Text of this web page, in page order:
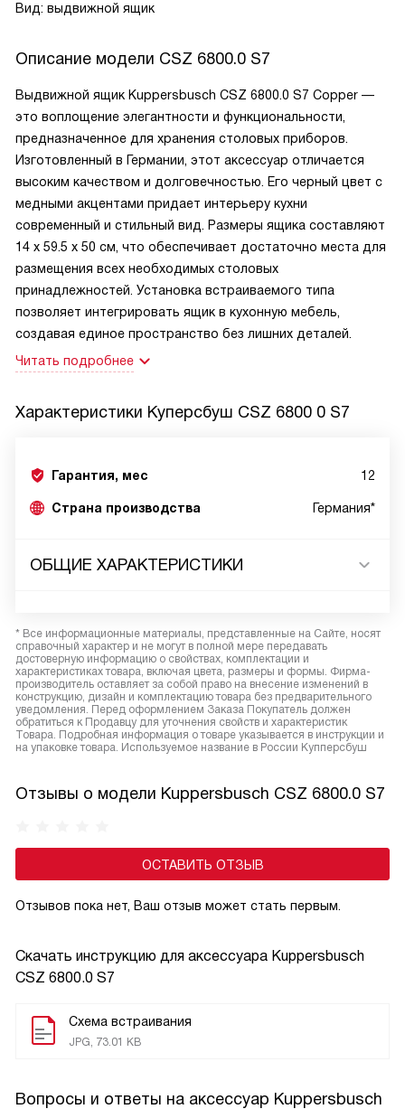
Вид: выдвижной ящик
Скачать инструкцию для аксессуара Kuppersbusch
CSZ 6800.0 S7
Схема встраивания
JPG, 73.01 KB
Описание модели CSZ 6800.0 S7
Выдвижной ящик Kuppersbusch CSZ 6800.0 S7 Copper —
это воплощение элегантности и функциональности,
предназначенное для хранения столовых приборов.
Изготовленный в Германии, этот аксессуар отличается
высоким качеством и долговечностью. Его черный цвет с
медными акцентами придает интерьеру кухни
современный и стильный вид. Размеры ящика составляют
14 x 59.5 x 50 см, что обеспечивает достаточно места для
размещения всех необходимых столовых
принадлежностей. Установка встраиваемого типа
позволяет интегрировать ящик в кухонную мебель,
создавая единое пространство без лишних деталей.
Читать подробнее
Характеристики Куперсбуш CSZ 6800 0 S7
Гарантия, мес 12
Страна производства Германия*
ОБЩИЕ ХАРАКТЕРИСТИКИ
* Все информационные материалы, представленные на Сайте, носят
справочный характер и не могут в полной мере передавать
достоверную информацию о свойствах, комплектации и
характеристиках товара, включая цвета, размеры и формы. Фирма-
производитель оставляет за собой право на внесение изменений в
конструкцию, дизайн и комплектацию товара без предварительного
уведомления. Перед оформлением Заказа Покупатель должен
обратиться к Продавцу для уточнения свойств и характеристик
Товара. Подробная информация о товаре указывается в инструкции и
на упаковке товара. Используемое название в России Купперсбуш
Отзывы о модели Kuppersbusch CSZ 6800.0 S7
ОСТАВИТЬ ОТЗЫВ
Отзывов пока нет, Ваш отзыв может стать первым.
Вопросы и ответы на аксессуар Kuppersbusch